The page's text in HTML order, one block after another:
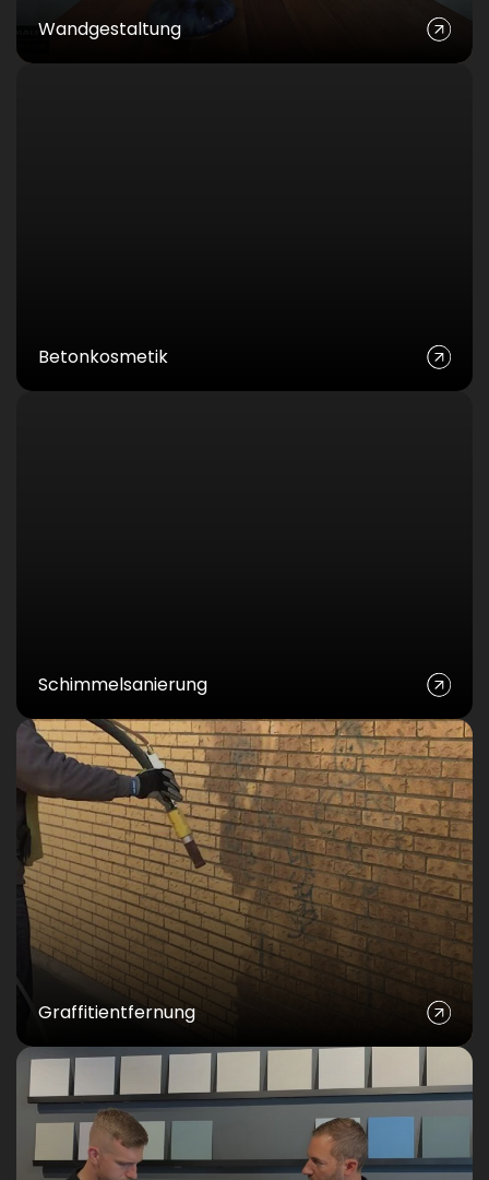
Wandgestaltung
Betonkosmetik
Schimmelsanierung
Graffitientfernung